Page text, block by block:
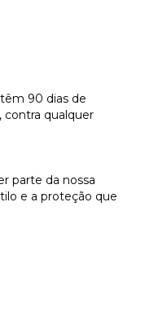
90 dias de
contra qualquer
parte da nossa
e a proteção que